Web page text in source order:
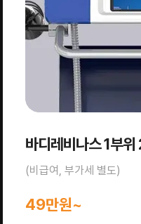
바디레비나스 1부
(비급여, 부가세 별도)
49만원~